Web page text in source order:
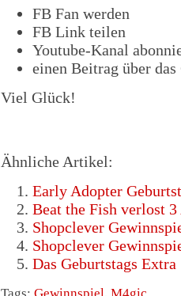
FB Fan werden
FB Link teilen
Youtube-Kanal
einen Beitrag über
Viel Glück!
Ähnliche Artikel:
Early Adopter
Beat the Fish verlost
Shopclever
Shopclever
Das Geburtstags Extra